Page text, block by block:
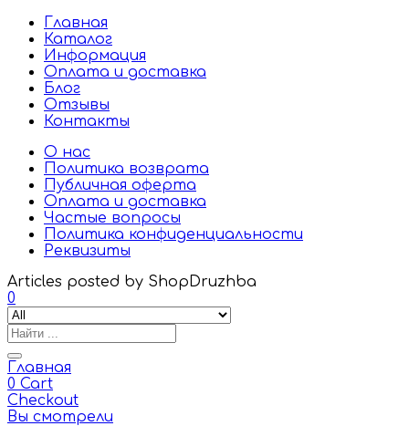
Главная
Каталог
Информация
Оплата и доставка
Блог
Отзывы
Контакты
О нас
Политика возврата
Публичная оферта
Оплата и доставка
Частые вопросы
Политика конфиденциальности
Реквизиты
Articles posted by ShopDruzhba
0
Главная
0 Cart
Checkout
Вы смотрели